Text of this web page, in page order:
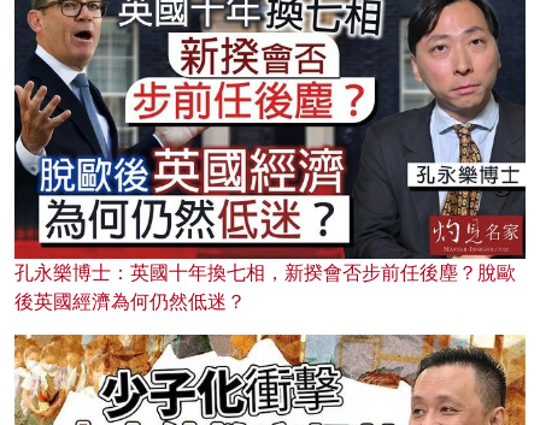
孔永樂博士：英國十年換七相，新揆會否步前任後塵？脫歐
後英國經濟為何仍然低迷？